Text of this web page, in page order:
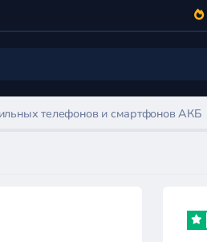
телефонов и смартфонов АКБ